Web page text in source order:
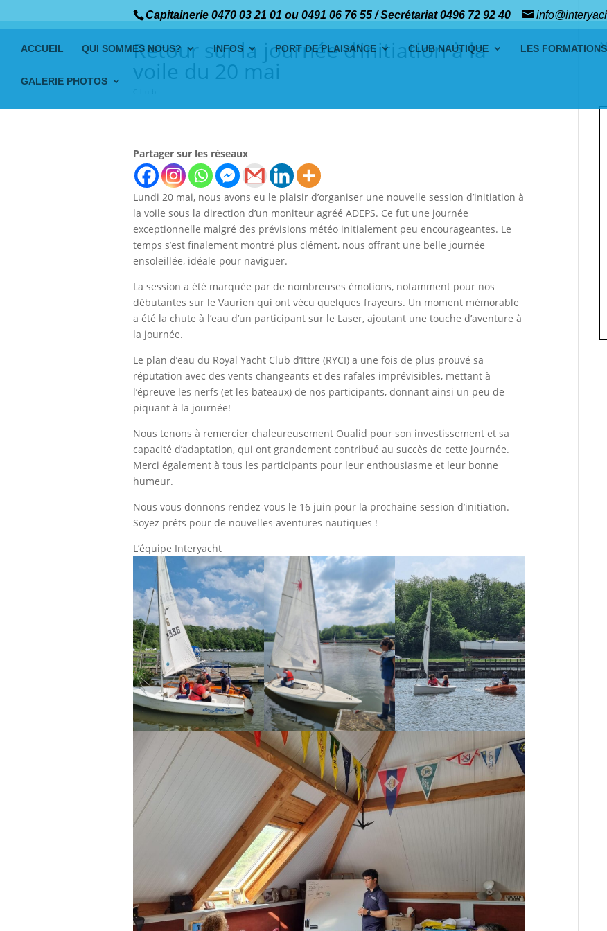
Capitainerie 0470 03 21 01 ou 0491 06 76 55 / Secrétariat 0496 72 92 40
ACCUEIL QUI SOMMES NOUS? INFOS PORT DE PLAISANCE CLUB NAUTIQUE LES FORMATIONS
GALERIE PHOTOS
Retour sur la journée d’initiation à la
voile du 20 mai
Partager sur les réseaux
Lundi 20 mai, nous avons eu le plaisir d’organiser une nouvelle session d’initiation à
la voile sous la direction d’un moniteur agréé ADEPS. Ce fut une journée
exceptionnelle malgré des prévisions météo initialement peu encourageantes. Le
temps s’est finalement montré plus clément, nous offrant une belle journée
ensoleillée, idéale pour naviguer.
La session a été marquée par de nombreuses émotions, notamment pour nos
débutantes sur le Vaurien qui ont vécu quelques frayeurs. Un moment mémorable
a été la chute à l’eau d’un participant sur le Laser, ajoutant une touche d’aventure à
la journée.
Le plan d’eau du Royal Yacht Club d’Ittre (RYCI) a une fois de plus prouvé sa
réputation avec des vents changeants et des rafales imprévisibles, mettant à
l’épreuve les nerfs (et les bateaux) de nos participants, donnant ainsi un peu de
piquant à la journée!
Nous tenons à remercier chaleureusement Oualid pour son investissement et sa
capacité d’adaptation, qui ont grandement contribué au succès de cette journée.
Merci également à tous les participants pour leur enthousiasme et leur bonne
humeur.
Nous vous donnons rendez-vous le 16 juin pour la prochaine session d’initiation.
Soyez prêts pour de nouvelles aventures nautiques !
L’équipe Interyacht